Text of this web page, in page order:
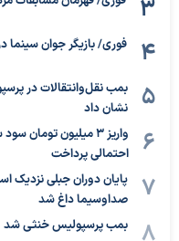
فوری/ بازیگر جوان
بمب نقل‌وانتقالات در
نشان داد
واریز ۳ میلیون
احتمالی پرداخت
پایان دوران جبلی نزدیک
صداوسیما داغ شد
بمب پرسپولیس خنثی شد